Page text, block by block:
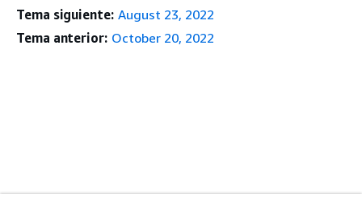
Tema siguiente: August 23, 2022
Tema anterior: October 20, 2022